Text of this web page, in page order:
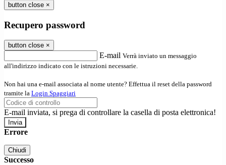
button close ×
Recupero password
button close ×
E-mail Verrà inviato un messaggio
all'indirizzo indicato con le istruzioni necessarie.
Non hai una e-mail associata al nome utente? Effettua il reset della password
tramite la Login Spaggiari
E-mail inviata, si prega di controllare la casella di posta elettronica!
Errore
Chiudi
Successo